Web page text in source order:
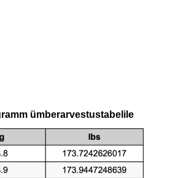
ümberarvestustabelile